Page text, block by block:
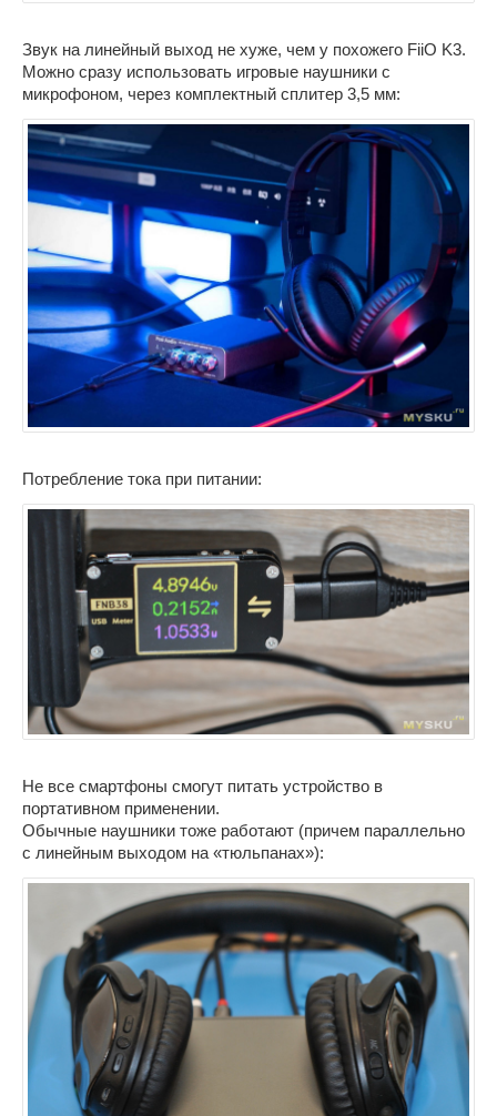
Звук на линейный выход не хуже, чем у похожего FiiO K3.
Можно сразу использовать игровые наушники с
микрофоном, через комплектный сплитер 3,5 мм:
Потребление тока при питании:
Не все смартфоны смогут питать устройство в
портативном применении.
Обычные наушники тоже работают (причем параллельно
с линейным выходом на «тюльпанах»):